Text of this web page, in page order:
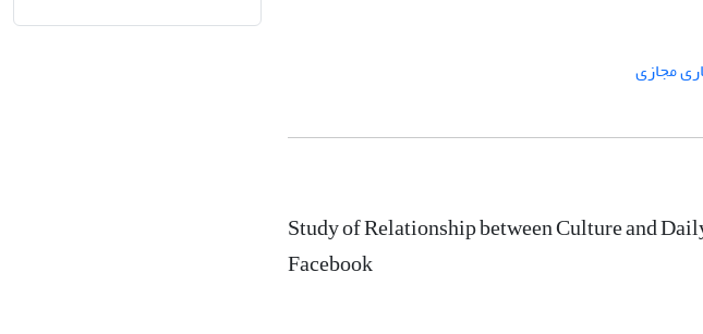
مجازی
Study of Relationship between Culture and
Facebook